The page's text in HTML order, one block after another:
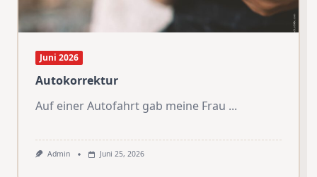
Juni 2026
Autokorrektur
Auf einer Autofahrt gab meine Frau ...
Admin Juni 25, 2026